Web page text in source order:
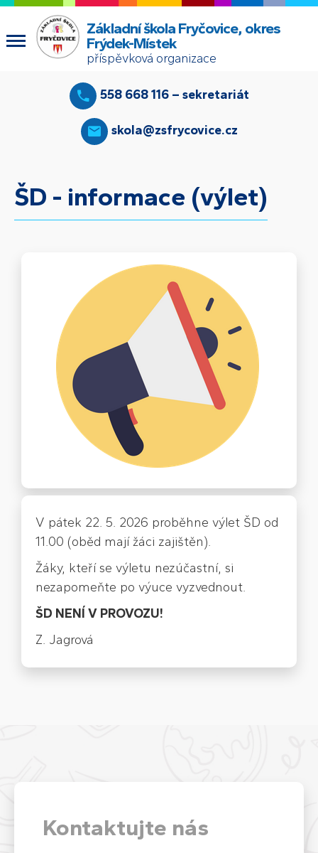
Základní škola Fryčovice, okres
Frýdek-Místek
příspěvková organizace
558 668 116 – sekretariát
skola@zsfrycovice.cz
ŠD - informace (výlet)
V pátek 22. 5. 2026 proběhne výlet ŠD od
11.00 (oběd mají žáci zajištěn).
Žáky, kteří se výletu nezúčastní, si
nezapomeňte po výuce vyzvednout.
ŠD NENÍ V PROVOZU!
Z. Jagrová
Kontaktujte nás